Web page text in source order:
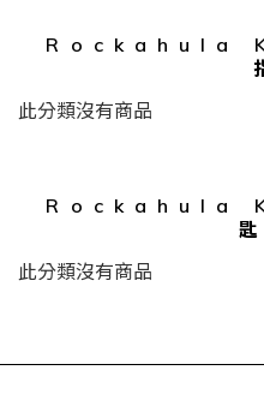
Rockahula
此分類沒有商品
Rockahula
此分類沒有商品